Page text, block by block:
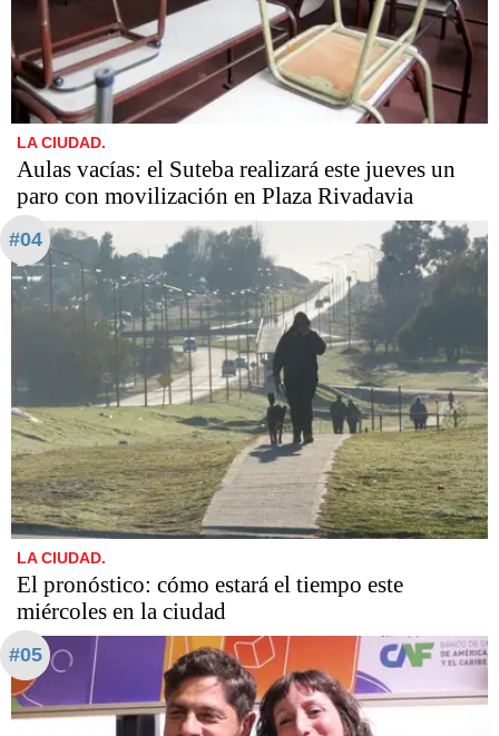
LA CIUDAD.
Aulas vacías: el Suteba realizará este jueves un
paro con movilización en Plaza Rivadavia
#04
LA CIUDAD.
El pronóstico: cómo estará el tiempo este
miércoles en la ciudad
#05